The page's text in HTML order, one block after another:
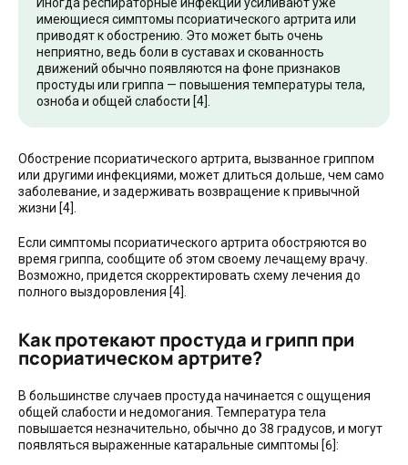
имеющиеся симптомы псориатического артрита или
приводят к обострению. Это может быть очень
неприятно, ведь боли в суставах и скованность
движений обычно появляются на фоне признаков
простуды или гриппа — повышения температуры тела,
озноба и общей слабости [4].
Обострение псориатического артрита, вызванное гриппом
или другими инфекциями, может длиться дольше, чем само
заболевание, и задерживать возвращение к привычной
жизни [4].
Если симптомы псориатического артрита обостряются во
время гриппа, сообщите об этом своему лечащему врачу.
Возможно, придется скорректировать схему лечения до
полного выздоровления [4].
Как протекают простуда и грипп при
псориатическом артрите?
В большинстве случаев простуда начинается с ощущения
общей слабости и недомогания. Температура тела
повышается незначительно, обычно до 38 градусов, и могут
появляться выраженные катаральные симптомы [6]: